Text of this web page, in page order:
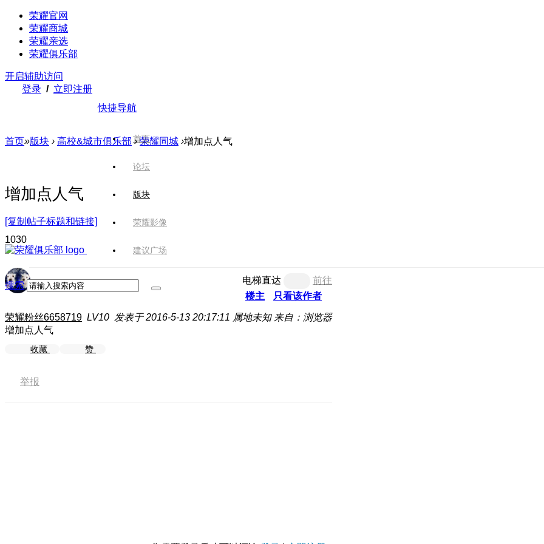
荣耀官网
荣耀商城
荣耀亲选
荣耀俱乐部
开启辅助访问
登录 / 立即注册
快捷导航
首页
论坛
版块
荣耀影像
建议广场
搜索
首页»版块 › 高校&城市俱乐部 › 荣耀同城 ›增加点人气
增加点人气
[复制帖子标题和链接]
1030
电梯直达
前往
楼主
只看该作者
荣耀粉丝6658719 LV10 发表于 2016-5-13 20:17:11 属地未知 来自：浏览器
增加点人气
收藏 赞
举报